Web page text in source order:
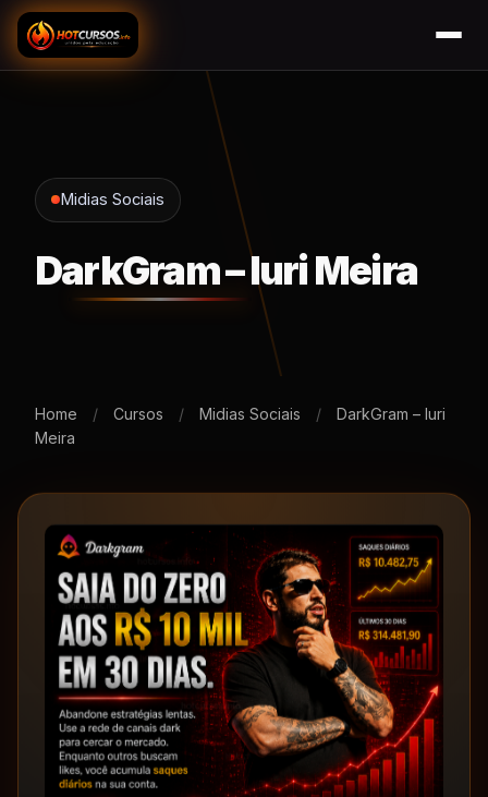
Midias Sociais
DarkGram – Iuri Meira
Home / Cursos / Midias Sociais /
DarkGram – Iuri
Meira